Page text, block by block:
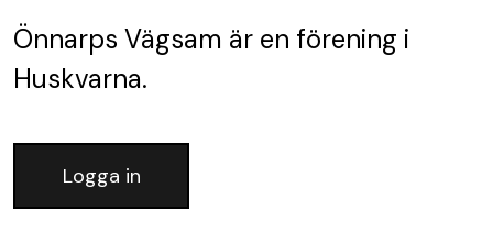
Önnarps Vägsam är en förening i
Huskvarna.
Logga in